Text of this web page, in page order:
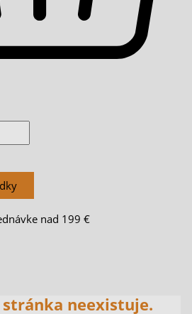
nad 199 €
stránka neexistuje.